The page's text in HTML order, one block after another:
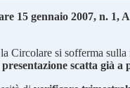
15 gennaio 2007, n. 1,
Circolare si sofferma
scatta già a